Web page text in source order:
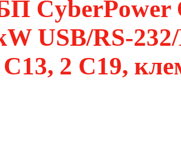
CyberPower
USB/RS-
2 C19,